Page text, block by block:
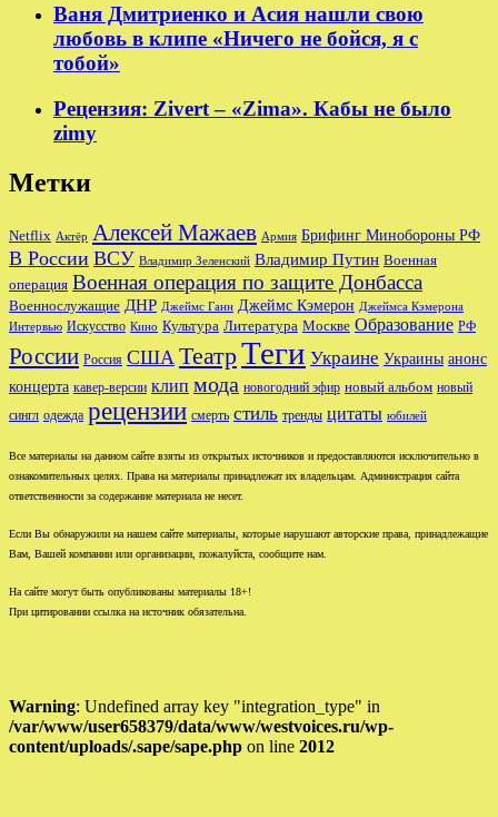
Ваня Дмитриенко и Асия нашли свою
любовь в клипе «Ничего не бойся, я с
тобой»
Рецензия: Zivert – «Zima». Кабы не было
zimy
Метки
Netflix Актёр Алексей Мажаев Армия Брифинг Минобороны РФ
В России ВСУ Владимир Зеленский Владимир Путин Военная
операция Военная операция по защите Донбасса
Военнослужащие ДНР Джеймс Ганн Джеймс Кэмерон Джеймса Кэмерона
Интервью Искусство Кино Культура Литература Москве Образование РФ
России Россия США ТеатрТеги Украине Украины анонс
концерта кавер-версии клип мода новогодний эфир новый альбом новый
сингл одежда рецензии смерть стиль тренды цитаты юбилей
Все материалы на данном сайте взяты из открытых источников и предоставляются исключительно в
ознакомительных целях. Права на материалы принадлежат их владельцам. Администрация сайта
ответственности за содержание материала не несет.
Если Вы обнаружили на нашем сайте материалы, которые нарушают авторские права, принадлежащие
Вам, Вашей компании или организации, пожалуйста, сообщите нам.
На сайте могут быть опубликованы материалы 18+!
При цитировании ссылка на источник обязательна.
Warning: Undefined array key "integration_type" in
/var/www/user658379/data/www/westvoices.ru/wp-
content/uploads/.sape/sape.php on line 2012